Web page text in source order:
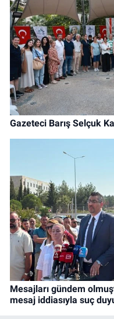
Gazeteci Barış Selçuk
Mesajları gündem
mesaj iddiasıyla suç